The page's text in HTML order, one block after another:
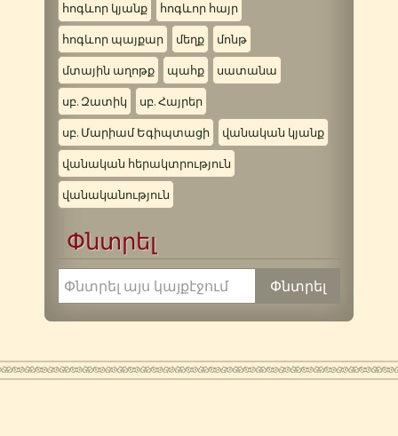
հոգևոր կյանք հոգևոր հայր
հոգևոր պայքար մեղք մոնթ
մտային աղոթք պահք սատանա
սբ. Զատիկ սբ. Հայրեր
սբ. Մարիամ Եգիպտացի վանական կյանք
վանական հերակտրություն
վանականություն
Փնտրել